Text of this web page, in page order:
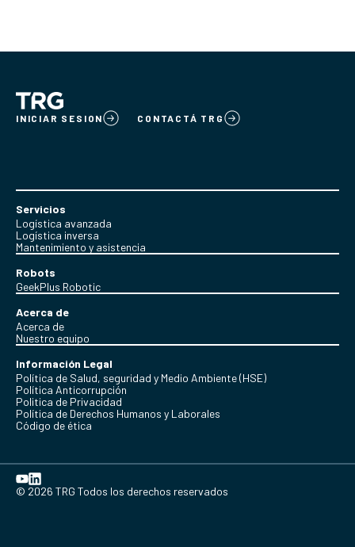
INICIAR SESION CONTACTÁ TRG
Servicios
Logística avanzada
Logística inversa
Mantenimiento y asistencia
Robots
GeekPlus Robotic
Acerca de
Acerca de
Nuestro equipo
Información Legal
Política de Salud, seguridad y Medio Ambiente (HSE)
Política Anticorrupción
Politica de Privacidad
Política de Derechos Humanos y Laborales
Código de ética
© 2026 TRG Todos los derechos reservados